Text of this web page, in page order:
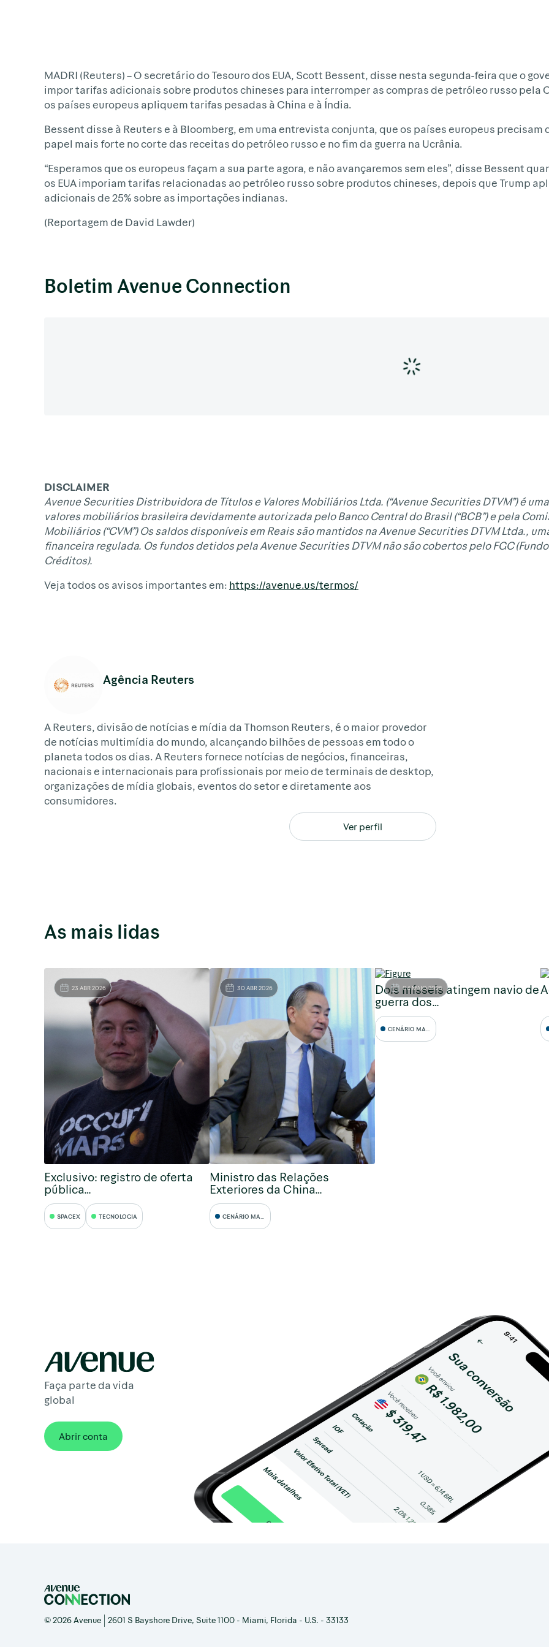
MADRI (Reuters) – O secretário do Tesouro dos EUA, Scott Bessent, disse nesta segunda-feira que o
impor tarifas adicionais sobre produtos chineses para interromper as compras de petróleo russo pela
os países europeus apliquem tarifas pesadas à China e à Índia.
Bessent disse à Reuters e à Bloomberg, em uma entrevista conjunta, que os países europeus precisam
papel mais forte no corte das receitas do petróleo russo e no fim da guerra na Ucrânia.
“Esperamos que os europeus façam a sua parte agora, e não avançaremos sem eles”, disse Bessent
os EUA imporiam tarifas relacionadas ao petróleo russo sobre produtos chineses, depois que Trump
adicionais de 25% sobre as importações indianas.
(Reportagem de David Lawder)
Boletim Avenue Connection
DISCLAIMER
Avenue Securities Distribuidora de Títulos e Valores Mobiliários Ltda. (“Avenue Securities DTVM”) é
valores mobiliários brasileira devidamente autorizada pelo Banco Central do Brasil (“BCB”) e pela
Mobiliários (“CVM”) Os saldos disponíveis em Reais são mantidos na Avenue Securities DTVM Ltda.,
financeira regulada. Os fundos detidos pela Avenue Securities DTVM não são cobertos pelo FGC
Créditos).
Veja todos os avisos importantes em: https://avenue.us/termos/
Agência Reuters
A Reuters, divisão de notícias e mídia da Thomson Reuters, é o maior provedor
de notícias multimídia do mundo, alcançando bilhões de pessoas em todo o
planeta todos os dias. A Reuters fornece notícias de negócios, financeiras,
nacionais e internacionais para profissionais por meio de terminais de desktop,
organizações de mídia globais, eventos do setor e diretamente aos
consumidores.
Ver perfil
As mais lidas
23 ABR 2026
Exclusivo: registro de oferta
pública…
SPACEX TECNOLOGIA
30 ABR 2026
Ministro das Relações
Exteriores da China…
CENÁRIO MACRO
04 MAIO 2026
Dois mísseis atingem navio de
guerra dos…
CENÁRIO MACRO
Faça parte da vida
global
Abrir conta
© 2026 Avenue | 2601 S Bayshore Drive, Suite 1100 - Miami, Florida - U.S. - 33133